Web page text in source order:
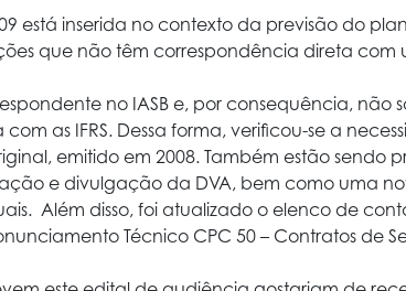
está inserida no contexto da previsão do
que não têm correspondência direta com
no IASB e, por consequência,
as IFRS. Dessa forma, verificou-se a
emitido em 2008. Também estão sendo
e divulgação da DVA, bem como uma
Além disso, foi atualizado o elenco de
Técnico CPC 50 – Contratos de